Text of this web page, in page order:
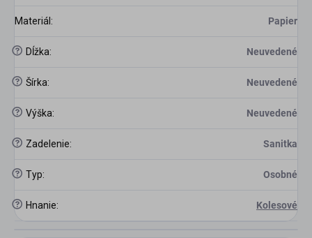
Materiál : Papier
? Dĺžka: Neuvedené
? Šírka: Neuvedené
? Výška: Neuvedené
? Zadelenie: Sanitka
? Typ: Osobné
? Hnanie: Kolesové